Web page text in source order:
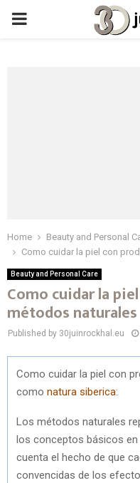
PRIMARY
Home
Beauty and Personal
Como cuidar la piel con
Beauty and Personal Care
Como cuidar la
métodos naturales
Published by 30juinrockhal.eu
Como cuidar la piel con
como natura siberica:
Los métodos naturales
los conceptos básicos en
cuenta el hecho de que
convencidas de los